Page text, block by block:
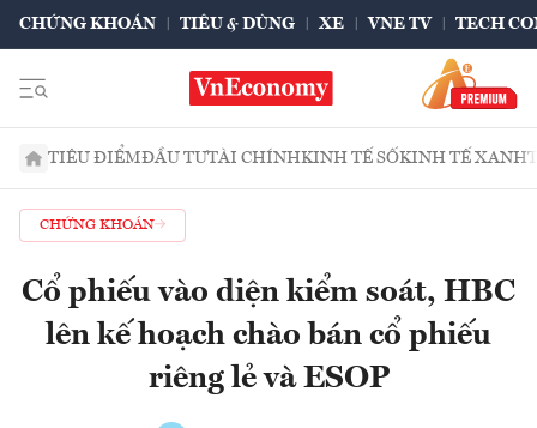
CHỨNG KHOÁN TIÊU & DÙNG XE VNE TV TECH
TIÊU ĐIỂMĐẦU TƯTÀI CHÍNHKINH TẾ SỐKINH TẾ XANH
CHỨNG KHOÁN
Cổ phiếu vào diện kiểm soát, HBC
lên kế hoạch chào bán cổ phiếu
riêng lẻ và ESOP